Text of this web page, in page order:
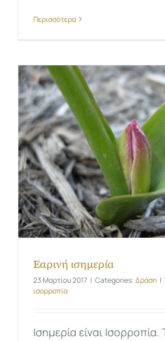
Περισσότερα
Εαρινή ισημερία
23 Μαρτίου 2017 | Categories:Δράση |
ισορροπία
Ισημερία είναι Ισορροπία.